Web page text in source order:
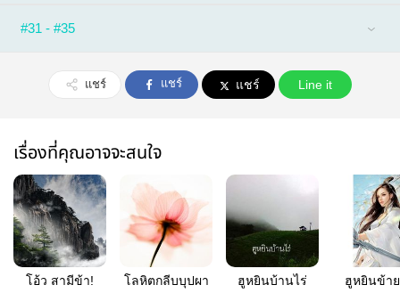
#31 - #35
แชร์ แชร์ แชร์ Line it
เรื่องที่คุณอาจจะสนใจ
โอ้ว สามีข้า! โลหิตกลีบบุปผา ฮูหยินบ้านไร่
ฮูหยินข้า